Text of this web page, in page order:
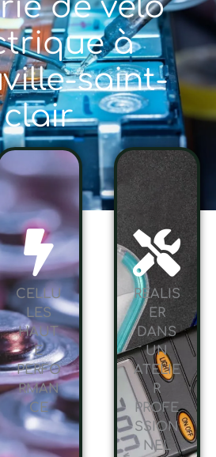
de vélo
à
saint-
clair
CELLU
LES
HAUT
E
PERFO
RMAN
CE
RÉALIS
ER
DANS
UN
ATELIE
R
PROFE
SSION
NEL